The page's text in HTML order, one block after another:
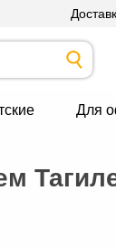
Для